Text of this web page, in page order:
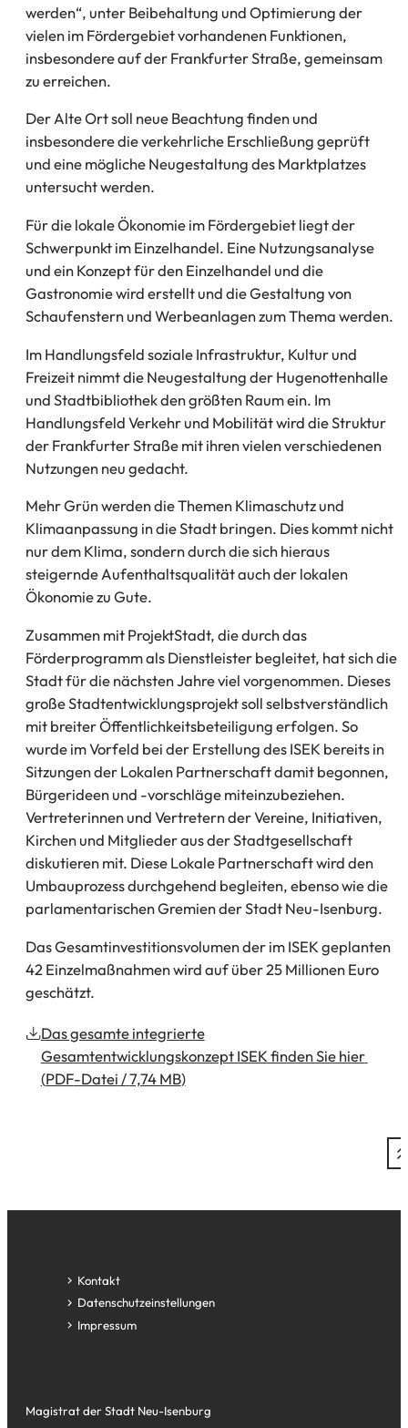
werden“, unter Beibehaltung und Optimierung der
vielen im Fördergebiet vorhandenen Funktionen,
insbesondere auf der Frankfurter Straße, gemeinsam
zu erreichen.
Der Alte Ort soll neue Beachtung finden und
insbesondere die verkehrliche Erschließung geprüft
und eine mögliche Neugestaltung des Marktplatzes
untersucht werden.
Für die lokale Ökonomie im Fördergebiet liegt der
Schwerpunkt im Einzelhandel. Eine Nutzungsanalyse
und ein Konzept für den Einzelhandel und die
Gastronomie wird erstellt und die Gestaltung von
Schaufenstern und Werbeanlagen zum Thema werden.
Im Handlungsfeld soziale Infrastruktur, Kultur und
Freizeit nimmt die Neugestaltung der Hugenottenhalle
und Stadtbibliothek den größten Raum ein. Im
Handlungsfeld Verkehr und Mobilität wird die Struktur
der Frankfurter Straße mit ihren vielen verschiedenen
Nutzungen neu gedacht.
Mehr Grün werden die Themen Klimaschutz und
Klimaanpassung in die Stadt bringen. Dies kommt nicht
nur dem Klima, sondern durch die sich hieraus
steigernde Aufenthaltsqualität auch der lokalen
Ökonomie zu Gute.
Zusammen mit ProjektStadt, die durch das
Förderprogramm als Dienstleister begleitet, hat sich die
Stadt für die nächsten Jahre viel vorgenommen. Dieses
große Stadtentwicklungsprojekt soll selbstverständlich
mit breiter Öffentlichkeitsbeteiligung erfolgen. So
wurde im Vorfeld bei der Erstellung des ISEK bereits in
Sitzungen der Lokalen Partnerschaft damit begonnen,
Bürgerideen und -vorschläge miteinzubeziehen.
Vertreterinnen und Vertretern der Vereine, Initiativen,
Kirchen und Mitglieder aus der Stadtgesellschaft
diskutieren mit. Diese Lokale Partnerschaft wird den
Umbauprozess durchgehend begleiten, ebenso wie die
parlamentarischen Gremien der Stadt Neu-Isenburg.
Das Gesamtinvestitionsvolumen der im ISEK geplanten
42 Einzelmaßnahmen wird auf über 25 Millionen Euro
geschätzt.
Das gesamte integrierte
Gesamtentwicklungskonzept ISEK finden Sie hier
PDF-Datei 7,74 MB
Kontakt
Datenschutz­einstellungen
Impressum
Magistrat der Stadt Neu-Isenburg